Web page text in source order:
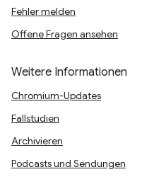
Fehler melden
Offene Fragen ansehen
Weitere Informationen
Chromium-Updates
Fallstudien
Archivieren
Podcasts und Sendungen